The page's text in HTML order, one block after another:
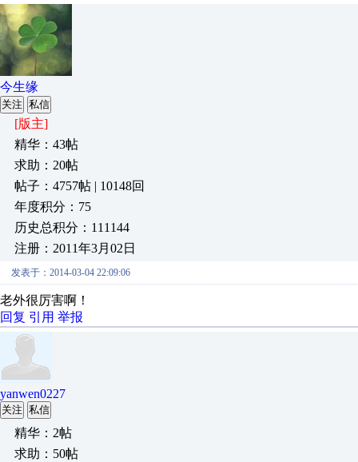
今生缘
关注 私信
[版主]
精华：43帖
求助：20帖
帖子：4757帖 | 10148回
年度积分：75
历史总积分：111144
注册：2011年3月02日
发表于：2014-03-04 22:09:06
老外很厉害啊！
回复 引用 举报
yanwen0227
关注 私信
精华：2帖
求助：50帖